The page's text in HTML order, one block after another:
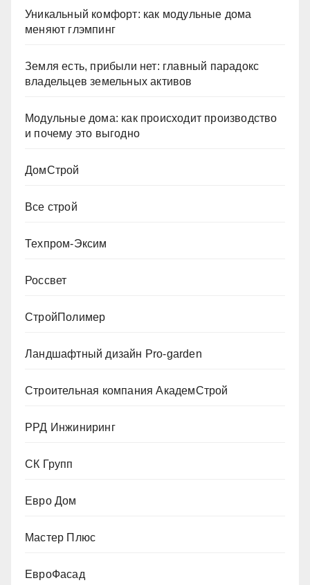
Уникальный комфорт: как модульные дома
меняют глэмпинг
Земля есть, прибыли нет: главный парадокс
владельцев земельных активов
Модульные дома: как происходит производство
и почему это выгодно
ДомСтрой
Все строй
Техпром-Эксим
Россвет
СтройПолимер
Ландшафтный дизайн Pro-garden
Строительная компания АкадемСтрой
РРД Инжиниринг
СК Групп
Евро Дом
Мастер Плюс
ЕвроФасад